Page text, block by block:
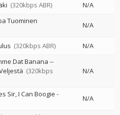
(320kbps ABR) N/A
Tuominen
N/A
(320kbps ABR) N/A
Dat Banana --
(320kbps
N/A
Sir, I Can Boogie -
N/A